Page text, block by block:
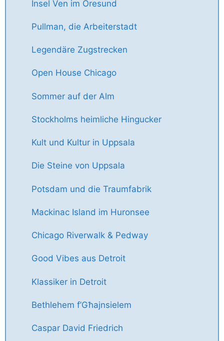
Insel Ven im Öresund
Pullman, die Arbeiterstadt
Legendäre Zugstrecken
Open House Chicago
Sommer auf der Alm
Stockholms heimliche Hingucker
Kult und Kultur in Uppsala
Die Steine von Uppsala
Potsdam und die Traumfabrik
Mackinac Island im Huronsee
Chicago Riverwalk & Pedway
Good Vibes aus Detroit
Klassiker in Detroit
Bethlehem f’Għajnsielem
Caspar David Friedrich